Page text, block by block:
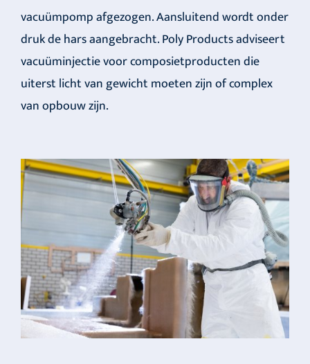
vacuümpomp afgezogen. Aansluitend wordt onder
druk de hars aangebracht. Poly Products adviseert
vacuüminjectie voor composietproducten die
uiterst licht van gewicht moeten zijn of complex
van opbouw zijn.